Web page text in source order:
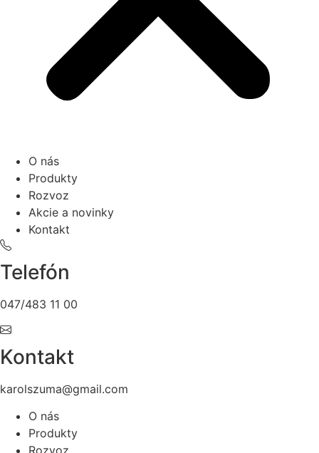
O nás
Produkty
Rozvoz
Akcie a novinky
Kontakt
Telefón
047/483 11 00
Kontakt
karolszuma@gmail.com
O nás
Produkty